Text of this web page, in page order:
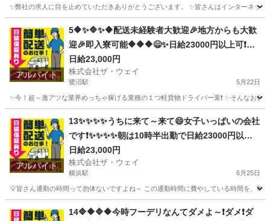
✨弊社の求人に目を止めていただきありがとうございます。 ✨皆さんはインターネッ
相模大塚駅 ドライバー ネットスーパー
アルバイト
5🔶✨🔷✨🔶配送未経験者大歓迎🎉地方からも大歓
迎🎉即入寮可能🔶🔶🔶😄✨日給23000円以上可❗️安
定収入😄軽貨物ドライバー💥
日給23,000円
株式会社ザ・ウェイ
鷺沼駅 5月22日
✨今！超～激アツな業界めっちゃ稼げる業種の１つ軽貨物ドライバー業❗️ ✨そんなお
鷺沼駅 ドライバー ネットスーパー
アルバイト
13✨✨✨✨うちに来て～来て😄女子いっぱいの会社
です❗️✨✨✨✨朝は10時半出勤で日給23000円以上
も稼げます😄
日給23,000円
株式会社ザ・ウェイ
横浜駅 6月25日
💡皆さん通勤の時間って勿体ないですよね～ この通勤時間に費やしている時間を、
横浜駅 配送 ネットスーパー
14🔷🔶🔷🔶今時フーデリなんてダメよ～❗ダメ❗ダ